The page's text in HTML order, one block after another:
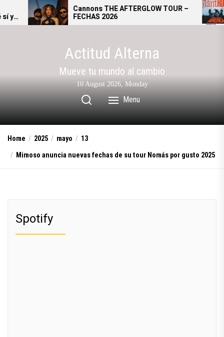
to
Cannons THE AFTERGLOW TOUR –
FECHAS 2026
Giant
se
Actitud Alterna
Mueve tu mundo al cambio
10 August 2026, Monday
Menu
Home 2025 mayo
13
Mimoso anuncia nuevas fechas de su tour Nomás por gusto 2025
Spotify